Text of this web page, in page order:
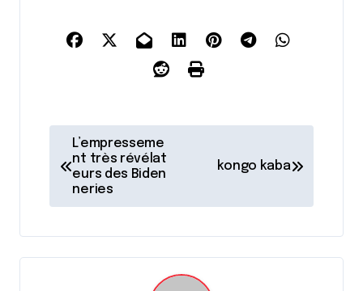
g
L’empresseme
nt très révélat
eurs des Biden
neries
kongo kaba